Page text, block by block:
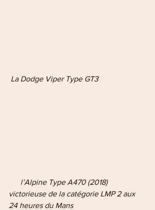
La Dodge Viper Type GT3
l’Alpine Type A470 (2018)
victorieuse de la catégorie LMP 2 aux
24 heures du Mans